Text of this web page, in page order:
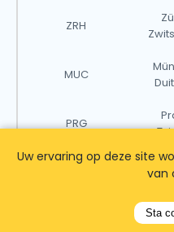
ZRH
MUC
PRG
- Afstanden zijn
Uw ervaring op deze site
van
Sta